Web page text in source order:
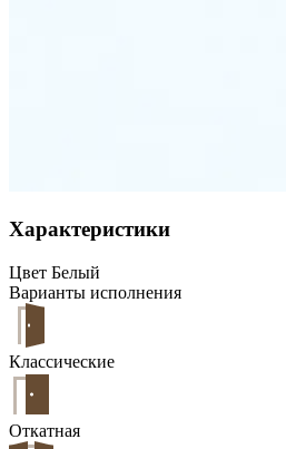
Характеристики
Цвет Белый
Варианты исполнения
Классические
Откатная